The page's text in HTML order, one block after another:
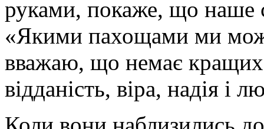
руками, покаже, що наше
«Якими пахощами ми
вважаю, що немає
відданість, віра, надія і